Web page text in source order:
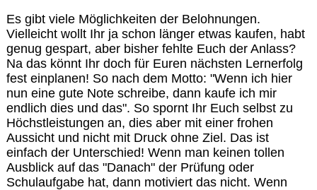
Es gibt viele Möglichkeiten der Belohnungen.
Vielleicht wollt Ihr ja schon länger etwas kaufen, habt
genug gespart, aber bisher fehlte Euch der Anlass?
Na das könnt Ihr doch für Euren nächsten Lernerfolg
fest einplanen! So nach dem Motto: "Wenn ich hier
nun eine gute Note schreibe, dann kaufe ich mir
endlich dies und das". So spornt Ihr Euch selbst zu
Höchstleistungen an, dies aber mit einer frohen
Aussicht und nicht mit Druck ohne Ziel. Das ist
einfach der Unterschied! Wenn man keinen tollen
Ausblick auf das "Danach" der Prüfung oder
Schulaufgabe hat, dann motiviert das nicht. Wenn